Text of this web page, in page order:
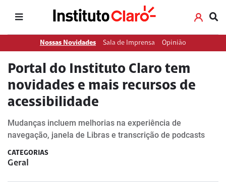
Nossas Novidades Sala de Imprensa Opinião
Portal do Instituto Claro tem
novidades e mais recursos de
acessibilidade
Mudanças incluem melhorias na experiência de
navegação, janela de Libras e transcrição de podcasts
CATEGORIAS
Geral